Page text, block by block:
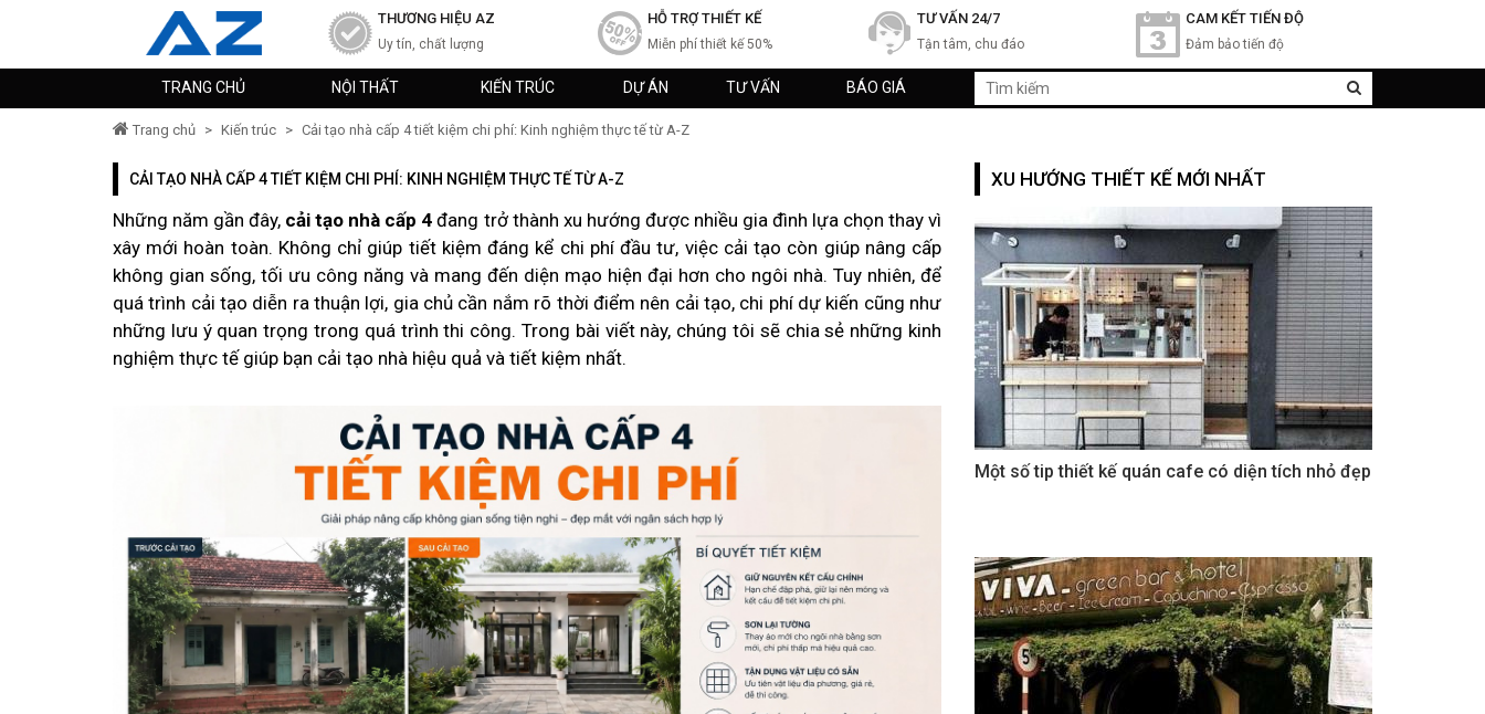
THƯƠNG HIỆU AZ
Uy tín, chất lượng
HỖ TRỢ THIẾT KẾ
Miễn phí thiết kế 50%
TƯ VẤN 24/7
Tận tâm, chu đáo
CAM KẾT TIẾN ĐỘ
Đảm bảo tiến độ
TRANG CHỦ NỘI THẤT KIẾN TRÚC DỰ ÁN TƯ VẤN BÁO GIÁ
Trang chủ > Kiến trúc > Cải tạo nhà cấp 4 tiết kiệm chi phí: Kinh nghiệm thực tế từ A-Z
CẢI TẠO NHÀ CẤP 4 TIẾT KIỆM CHI PHÍ: KINH NGHIỆM THỰC TẾ TỪ A-Z
Những năm gần đây, cải tạo nhà cấp 4 đang trở thành xu hướng được nhiều gia đình lựa chọn thay vì
xây mới hoàn toàn. Không chỉ giúp tiết kiệm đáng kể chi phí đầu tư, việc cải tạo còn giúp nâng cấp
không gian sống, tối ưu công năng và mang đến diện mạo hiện đại hơn cho ngôi nhà. Tuy nhiên, để
quá trình cải tạo diễn ra thuận lợi, gia chủ cần nắm rõ thời điểm nên cải tạo, chi phí dự kiến cũng như
những lưu ý quan trọng trong quá trình thi công. Trong bài viết này, chúng tôi sẽ chia sẻ những kinh
nghiệm thực tế giúp bạn cải tạo nhà hiệu quả và tiết kiệm nhất.
XU HƯỚNG THIẾT KẾ MỚI NHẤT
Một số tip thiết kế quán cafe có diện tích nhỏ đẹp